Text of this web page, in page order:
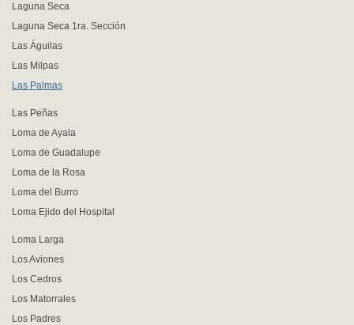
Laguna Seca
Laguna Seca 1ra. Sección
Las Águilas
Las Milpas
Las Palmas
Las Peñas
Loma de Ayala
Loma de Guadalupe
Loma de la Rosa
Loma del Burro
Loma Ejido del Hospital
Loma Larga
Los Aviones
Los Cedros
Los Matorrales
Los Padres